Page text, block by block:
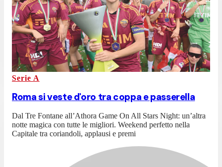
Serie A
Roma si veste d'oro tra coppa e passerella
Dal Tre Fontane all’Athora Game On All Stars Night: un’altra
notte magica con tutte le migliori. Weekend perfetto nella
Capitale tra coriandoli, applausi e premi